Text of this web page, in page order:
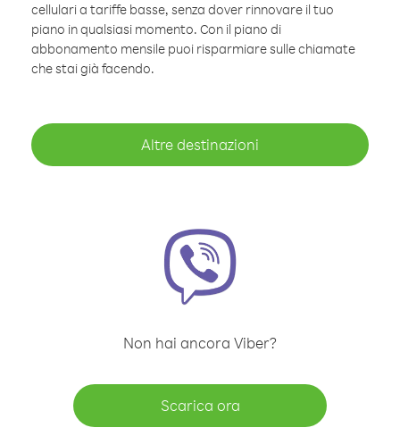
cellulari a tariffe basse, senza dover rinnovare il tuo
piano in qualsiasi momento. Con il piano di
abbonamento mensile puoi risparmiare sulle chiamate
che stai già facendo.
Altre destinazioni
Non hai ancora Viber?
Scarica ora